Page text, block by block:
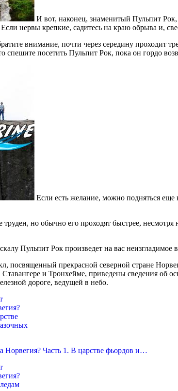
И вот, наконец, знаменитый Пульпит
нервы крепкие, садитесь на краю обрыва и,
внимание, почти через середину
спешите посетить Пульпит Рок, пока он гордо
Если есть желание, можно подняться
труден, но обычно его проходят быстрее,
Пульпит Рок произведет на вас неизгладимое
посвященный прекрасной северной стране
и Тронхейме, приведены сведения об
дороге, ведущей в небо.
Норвегия? Часть 1. В царстве фьордов и…